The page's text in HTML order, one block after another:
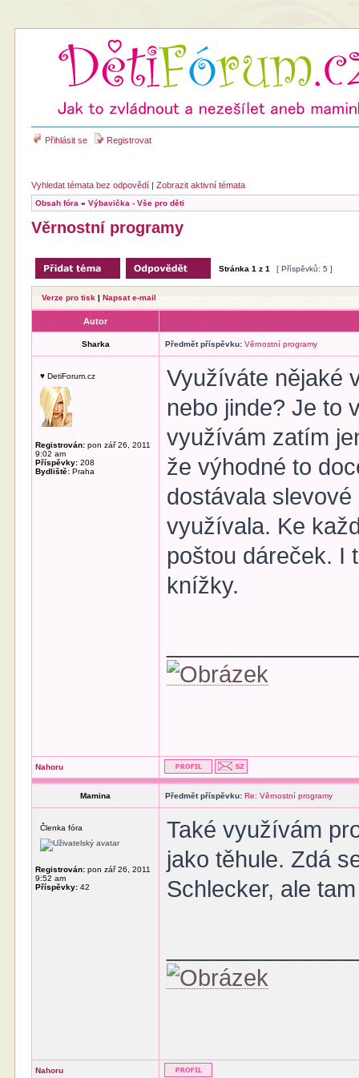
Přihlásit se Registrovat
Vyhledat témata bez odpovědí |Zobrazit aktivní témata
Obsah fóra »Výbavička - Vše pro děti
Věrnostní programy
Stránka1 z1 [ Příspěvků: 5 ]
Verze pro tisk |Napsat e-mail
Autor
Sharka Předmět příspěvku: Věrnostní programy
♥ DetiForum.cz
Registrován: pon zář 26, 2011
9:02 am
Příspěvky: 208
Bydliště: Praha
Využíváte nějaké
nebo jinde? Je to
využívám zatím
že výhodné to
dostávala
využívala. Ke
poštou dáreček. I
knížky.
Nahoru
Mamina Předmět příspěvku: Re: Věrnostní programy
Členka fóra
Registrován: pon zář 26, 2011
9:52 am
Příspěvky: 42
Také využívám
jako těhule. Zdá
Schlecker, ale
Nahoru